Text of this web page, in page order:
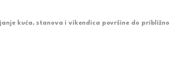
kuća, stanova i vikendica površine do približno